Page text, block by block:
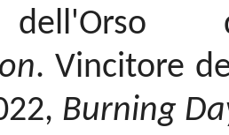
. Vincitore
Burning